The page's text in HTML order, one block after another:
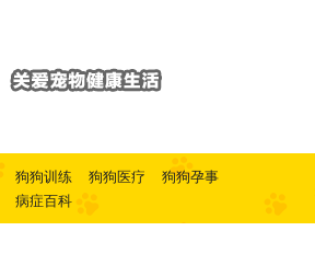
狗狗训练 狗狗医疗
狗狗孕事
病症百科